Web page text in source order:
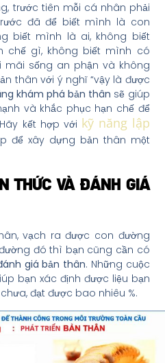
trước tiên mỗi cá nhân phải
đã để biết mình là con
biết mình là ai, không biết
chế gì, không biết mình có
sống an phận và không
thân với ý nghĩ “vậy là được
khám phá bản thân sẽ giúp
và khắc phục hạn chế để
kết hợp với kỹ năng lập
để xây dựng bản thân một
THỨC VÀ ĐÁNH GIÁ
vạch ra được con đường
đó thì bạn cũng cần có
giá bản thân. Những cuộc
bạn xác định được liệu bạn
đạt được bao nhiêu %.